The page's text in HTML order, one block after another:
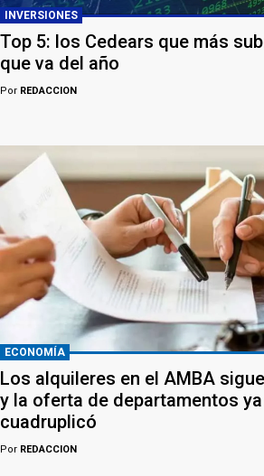
INVERSIONES
Top 5: los Cedears que más
que va del año
Por REDACCION
ECONOMÍA
Los alquileres en el AMBA
y la oferta de departamentos
cuadruplicó
Por REDACCION